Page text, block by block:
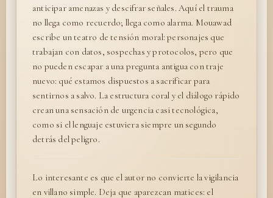
anticipar amenazas y descifrar señales. Aquí el trauma
no llega como recuerdo; llega como alarma. Mouawad
escribe un teatro de tensión moral: personajes que
trabajan con datos, sospechas y protocolos, pero que
no pueden escapar a una pregunta antigua con traje
nuevo: qué estamos dispuestos a sacrificar para
sentirnos a salvo. La estructura coral y el diálogo rápido
crean una sensación de urgencia casi tecnológica,
como si el lenguaje estuviera siempre un segundo
detrás del peligro.
Lo interesante es que el autor no convierte la vigilancia
en villano simple. Deja que aparezcan matices: el